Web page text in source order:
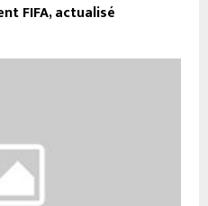
FIFA, actualisé